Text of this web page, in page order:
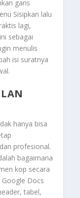
garis
Sisipkan lalu
lagi,
sebagai
menulis
isi suratnya
hanya bisa
dan profesional.
bagaimana
kop secara
Docs
tabel,